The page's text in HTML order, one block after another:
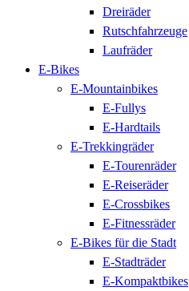
Dreiräder
Rutschfahrzeuge
Laufräder
E-Bikes
E-Mountainbikes
E-Fullys
E-Hardtails
E-Trekkingräder
E-Tourenräder
E-Reiseräder
E-Crossbikes
E-Fitnessräder
E-Bikes für die Stadt
E-Stadträder
E-Kompaktbikes